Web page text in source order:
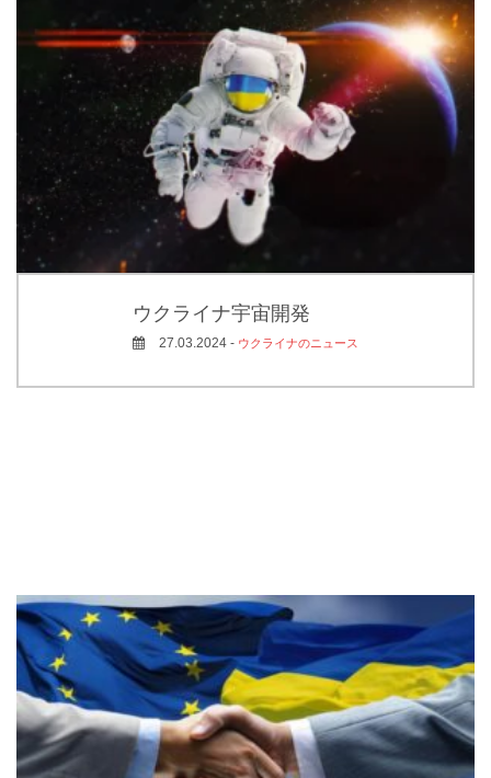
ウクライナ宇宙開発
27.03.2024 - ウクライナのニュース